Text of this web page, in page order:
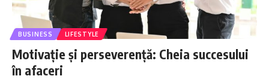
BUSINESS LIFESTYLE
Motivație și perseverență: Cheia succesului
în afaceri